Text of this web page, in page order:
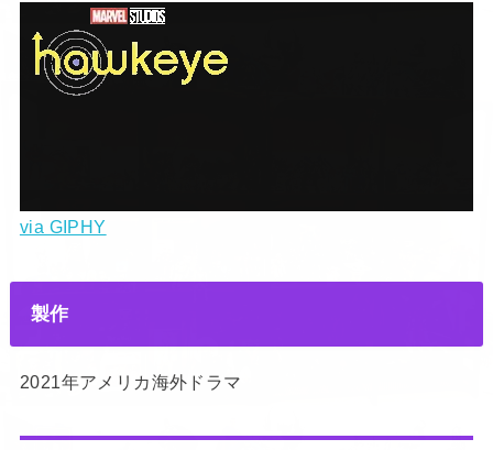
via GIPHY
製作
2021年アメリカ海外ドラマ